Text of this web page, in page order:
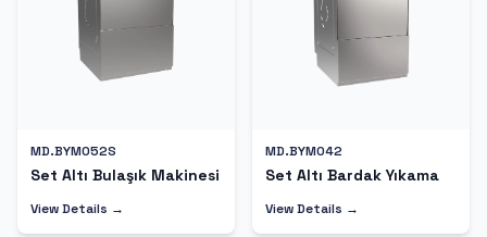
MD.BYM052S
Set Altı Bulaşık Makinesi
View Details →
MD.BYM042
Set Altı Bardak Yıkama
View Details →